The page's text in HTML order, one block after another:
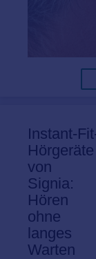
Instant-
Hörgeräte
von
Signia:
Hören
ohne
langes
Warten